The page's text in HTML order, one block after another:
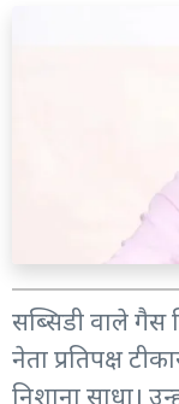
सब्सिडी वाले गैस
नेता प्रतिपक्ष
निशाना साधा।